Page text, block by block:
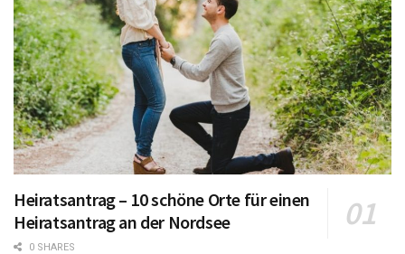
Heiratsantrag – 10 schöne Orte für einen
Heiratsantrag an der Nordsee
0 SHARES